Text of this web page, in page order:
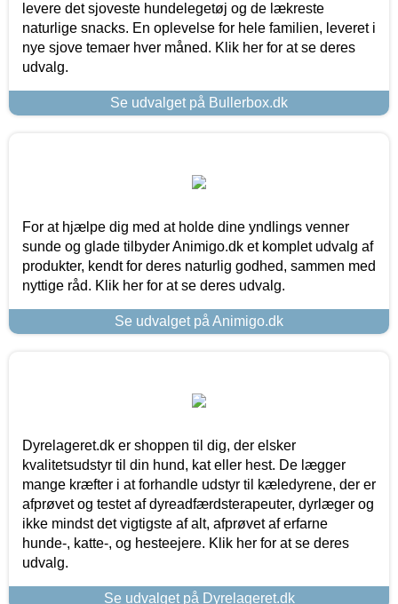
levere det sjoveste hundelegetøj og de lækreste
naturlige snacks. En oplevelse for hele familien, leveret i
nye sjove temaer hver måned. Klik her for at se deres
udvalg.
Se udvalget på Bullerbox.dk
For at hjælpe dig med at holde dine yndlings venner
sunde og glade tilbyder Animigo.dk et komplet udvalg af
produkter, kendt for deres naturlig godhed, sammen med
nyttige råd. Klik her for at se deres udvalg.
Se udvalget på Animigo.dk
Dyrelageret.dk er shoppen til dig, der elsker
kvalitetsudstyr til din hund, kat eller hest. De lægger
mange kræfter i at forhandle udstyr til kæledyrene, der er
afprøvet og testet af dyreadfærdsterapeuter, dyrlæger og
ikke mindst det vigtigste af alt, afprøvet af erfarne
hunde-, katte-, og hesteejere. Klik her for at se deres
udvalg.
Se udvalget på Dyrelageret.dk